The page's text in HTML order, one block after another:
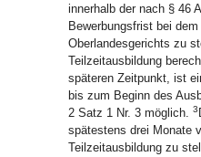
innerhalb der nach § 46
Bewerbungsfrist bei
Oberlandesgerichts zu
Teilzeitausbildung
späteren Zeitpunkt, ist
bis zum Beginn des
2 Satz 1 Nr. 3 möglich. 3
spätestens drei Monate
Teilzeitausbildung zu